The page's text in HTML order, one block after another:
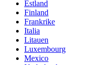
Estland
Finland
Frankrike
Italia
Litauen
Luxembourg
Mexico